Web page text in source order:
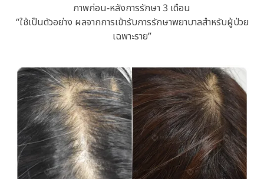
ภาพก่อน-หลังการรักษา 3 เดือน
“ใช้เป็นตัวอย่าง ผลจากการเข้ารับการรักษาพยาบาลสำหรับผู้ป่วย
เฉพาะราย”